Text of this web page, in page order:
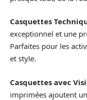
Casquettes
exceptionnel et une
Parfaites pour les
et style.
Casquettes avec
imprimées ajoutent